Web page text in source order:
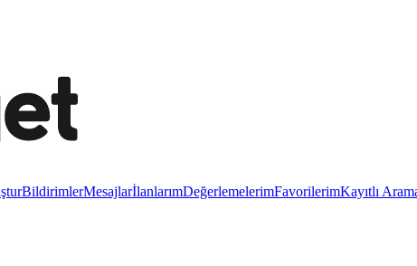
BildirimlerMesajlarİlanlarımDeğerlemelerimFavorilerimKayıtlı